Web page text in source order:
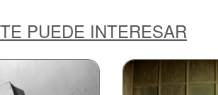
PUEDE INTERESAR